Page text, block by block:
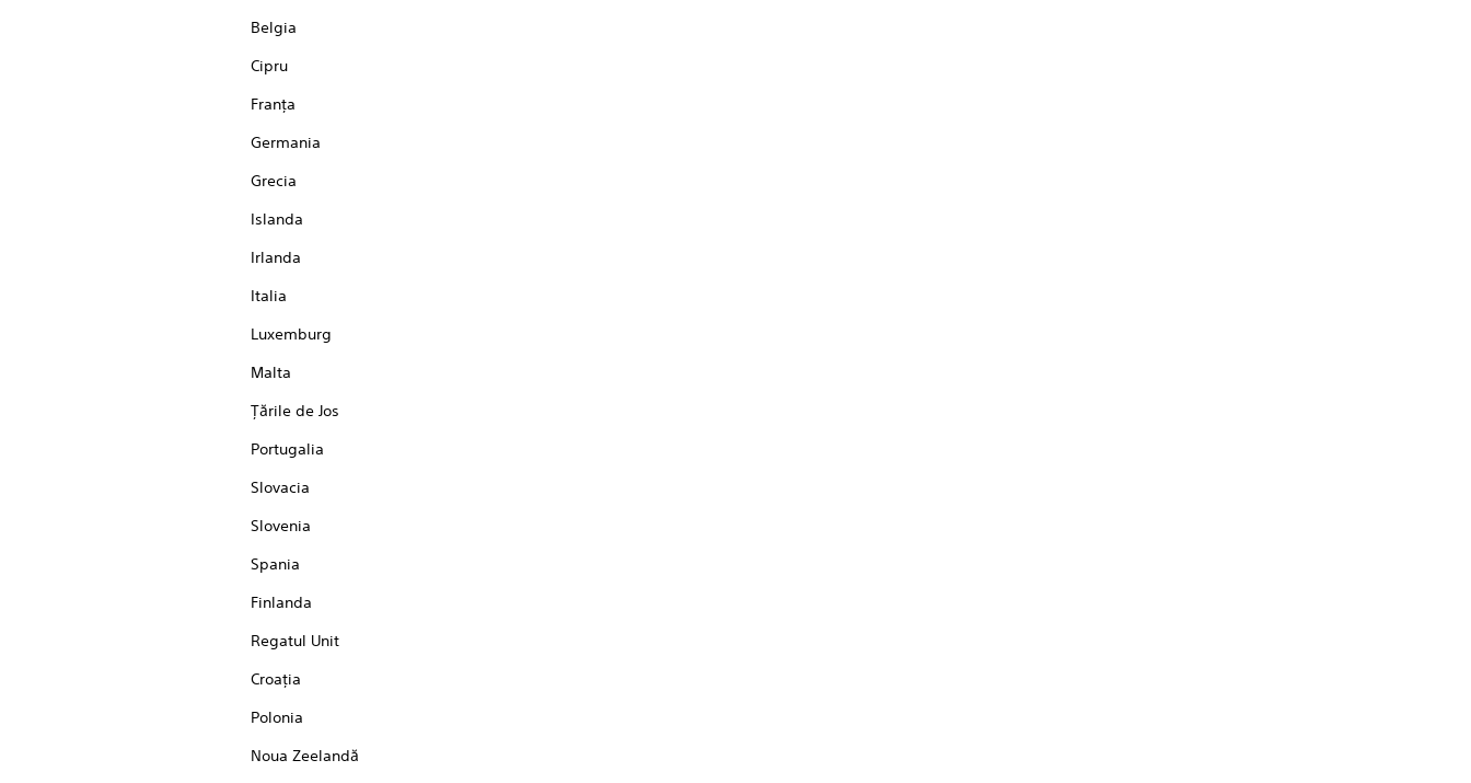
Belgia
Cipru
Franţa
Germania
Grecia
Islanda
Irlanda
Italia
Luxemburg
Malta
Ţările de Jos
Portugalia
Slovacia
Slovenia
Spania
Finlanda
Regatul Unit
Croaţia
Polonia
Noua Zeelandă